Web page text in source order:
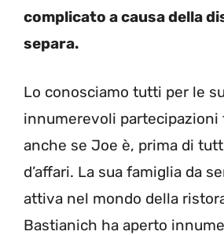
complicato a causa della
separa.
Lo conosciamo tutti per le
innumerevoli partecipazioni
anche se Joe è, prima di
d’affari. La sua famiglia da
attiva nel mondo della
Bastianich ha aperto